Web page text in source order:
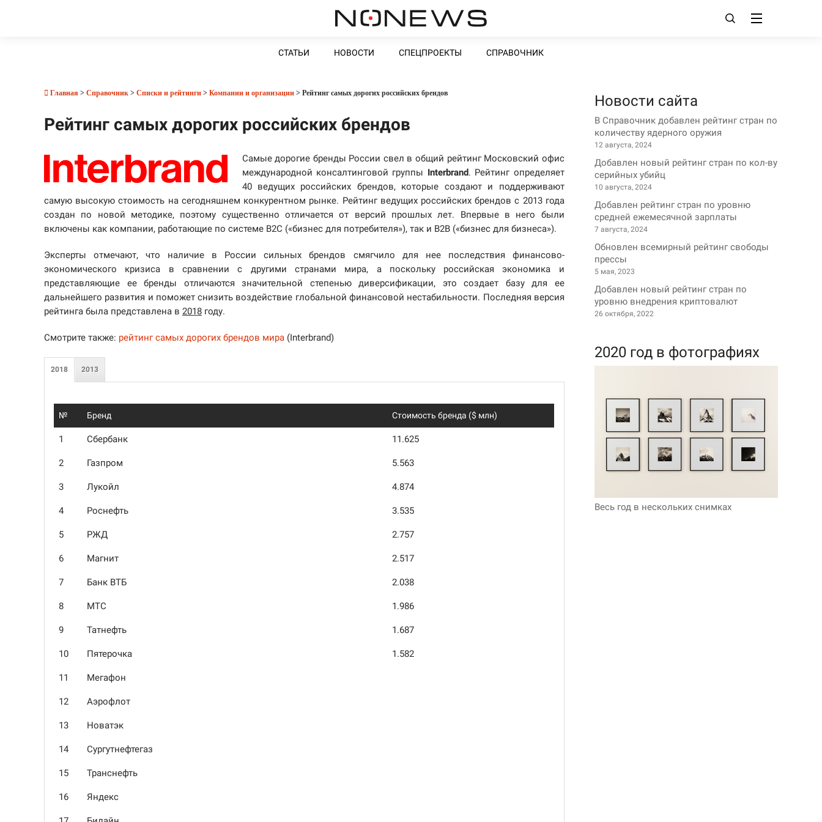
СТАТЬИ НОВОСТИ СПЕЦПРОЕКТЫ СПРАВОЧНИК
Главная > Справочник > Списки и рейтинги > Компании и организации > Рейтинг самых дорогих российских брендов
Рейтинг самых дорогих российских брендов
Самые дорогие бренды России свел в общий рейтинг Московский офис
международной консалтинговой группы Interbrand. Рейтинг определяет
40 ведущих российских брендов, которые создают и поддерживают
самую высокую стоимость на сегодняшнем конкурентном рынке. Рейтинг ведущих российских брендов с 2013 года
создан по новой методике, поэтому существенно отличается от версий прошлых лет. Впервые в него были
включены как компании, работающие по системе B2C («бизнес для потребителя»), так и B2B («бизнес для бизнеса»).
Эксперты отмечают, что наличие в России сильных брендов смягчило для нее последствия финансово-
экономического кризиса в сравнении с другими странами мира, а поскольку российская экономика и
представляющие ее бренды отличаются значительной степенью диверсификации, это создает базу для ее
дальнейшего развития и поможет снизить воздействие глобальной финансовой нестабильности. Последняя версия
рейтинга была представлена в 2018 году.
Смотрите также: рейтинг самых дорогих брендов мира (Interbrand)
2018 2013
№ Бренд Стоимость бренда ($ млн)
1 Сбербанк 11.625
2 Газпром 5.563
3 Лукойл 4.874
4 Роснефть 3.535
5 РЖД 2.757
6 Магнит 2.517
7 Банк ВТБ 2.038
8 МТС 1.986
9 Татнефть 1.687
10 Пятерочка 1.582
11 Мегафон
12 Аэрофлот
13 Новатэк
14 Сургутнефтегаз
15 Транснефть
16 Яндекс
Новости сайта
В Справочник добавлен рейтинг стран по
количеству ядерного оружия
12 августа, 2024
Добавлен новый рейтинг стран по кол-ву
серийных убийц
10 августа, 2024
Добавлен рейтинг стран по уровню
средней ежемесячной зарплаты
7 августа, 2024
Обновлен всемирный рейтинг свободы
прессы
5 мая, 2023
Добавлен новый рейтинг стран по
уровню внедрения криптовалют
26 октября, 2022
2020 год в фотографиях
Весь год в нескольких снимках